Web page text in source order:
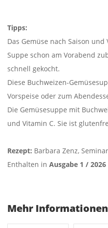
Tipps:
Das Gemüse nach Saison
Suppe schon am Vorabend
schnell gekocht.
Diese Buchweizen-
Vorspeise oder zum
Die Gemüsesuppe mit
und Vitamin C. Sie ist
Rezept: Barbara Zenz,
Enthalten in Ausgabe 1 / 2026
Mehr Informationen